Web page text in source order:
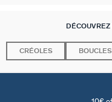
CRÉOLES